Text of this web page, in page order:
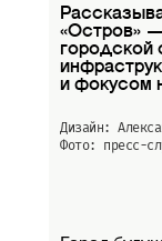
«Остров»
городской
и фокусом
Дизайн:
Фото: пресс-